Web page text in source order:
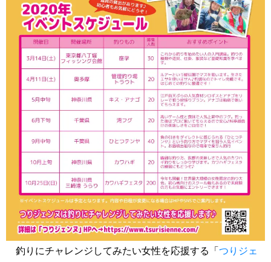
釣りにチャレンジしてみたい女性を応援する「つりジェ